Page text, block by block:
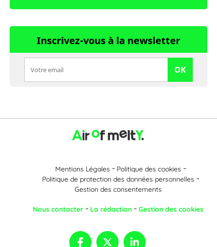
Inscrivez-vous à la newsletter
OK
Mentions Légales
Politique des cookies
Politique de protection des données personnelles
Gestion des consentements
Nous contacter La rédaction Gestion des cookies